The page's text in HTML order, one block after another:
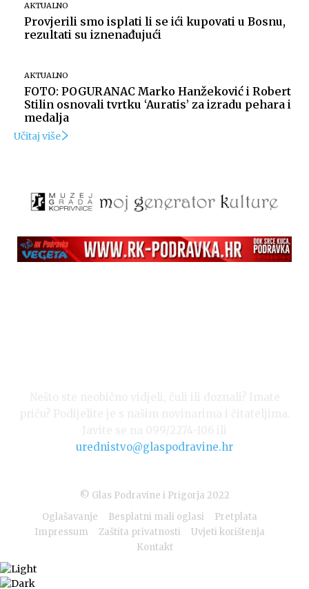
AKTUALNO
Provjerili smo isplati li se ići kupovati u Bosnu,
rezultati su iznenađujući
AKTUALNO
FOTO: POGURANAC Marko Hanžeković i Robert
Stilin osnovali tvrtku ‘Auratis’ za izradu pehara i
medalja
Učitaj više
urednistvo@glaspodravine.hr
© Glas Podravine i Prigorja 2022
Oglašavanje
Besplatni mali oglasi
Pretplata
Impressum
Zaštita privatnosti
Uvjeti korištenja
Kontakt